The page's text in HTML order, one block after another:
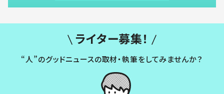
ライター募集！
“人”のグッドニュースの取材・執筆をしてみませんか？